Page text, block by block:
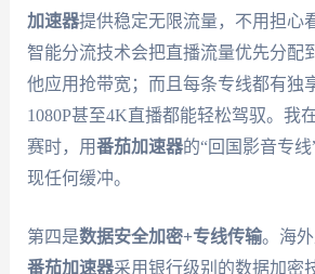
加速器提供稳定无限流量，不用担心
智能分流技术会把直播流量优先分配
他应用抢带宽；而且每条专线都有独
1080P甚至4K直播都能轻松驾驭。我
赛时，用番茄加速器的“回国影音专
现任何缓冲。
第四是数据安全加密+专线传输。海外
番茄加速器采用银行级别的数据加密